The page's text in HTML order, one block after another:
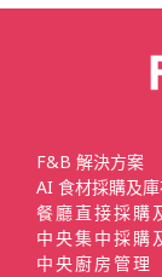
F&B 解決方案
AI 食材採購及
餐廳直接採購
中央集中採購
中央廚房管理